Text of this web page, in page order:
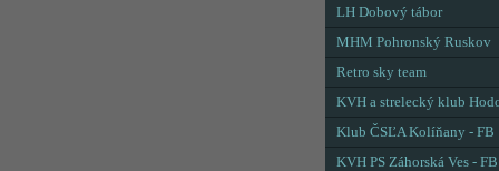
LH Dobový tábor
MHM Pohronský Ruskov
Retro sky team
KVH a strelecký klub
Klub ČSĽA Kolíňany - FB
KVH PS Záhorská Ves - FB